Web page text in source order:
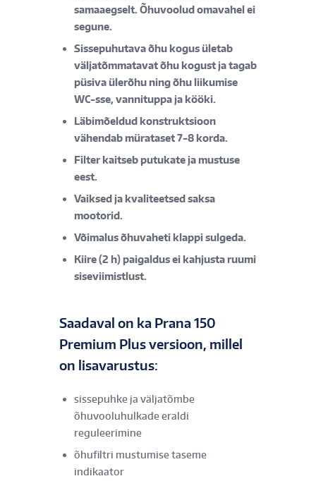
samaaegselt. Õhuvoolud omavahel ei
segune.
Sissepuhutava õhu kogus ületab
väljatõmmatavat õhu kogust ja tagab
püsiva ülerõhu ning õhu liikumise
WC-sse, vannituppa ja kööki.
Läbimõeldud konstruktsioon
vähendab mürataset 7-8 korda.
Filter kaitseb putukate ja mustuse
eest.
Vaiksed ja kvaliteetsed saksa
mootorid.
Võimalus õhuvaheti klappi sulgeda.
Kiire (2 h) paigaldus ei kahjusta ruumi
siseviimistlust.
Saadaval on ka Prana 150
Premium Plus versioon, millel
on lisavarustus:
sissepuhke ja väljatõmbe
õhuvooluhulkade eraldi
reguleerimine
õhufiltri mustumise taseme
indikaator